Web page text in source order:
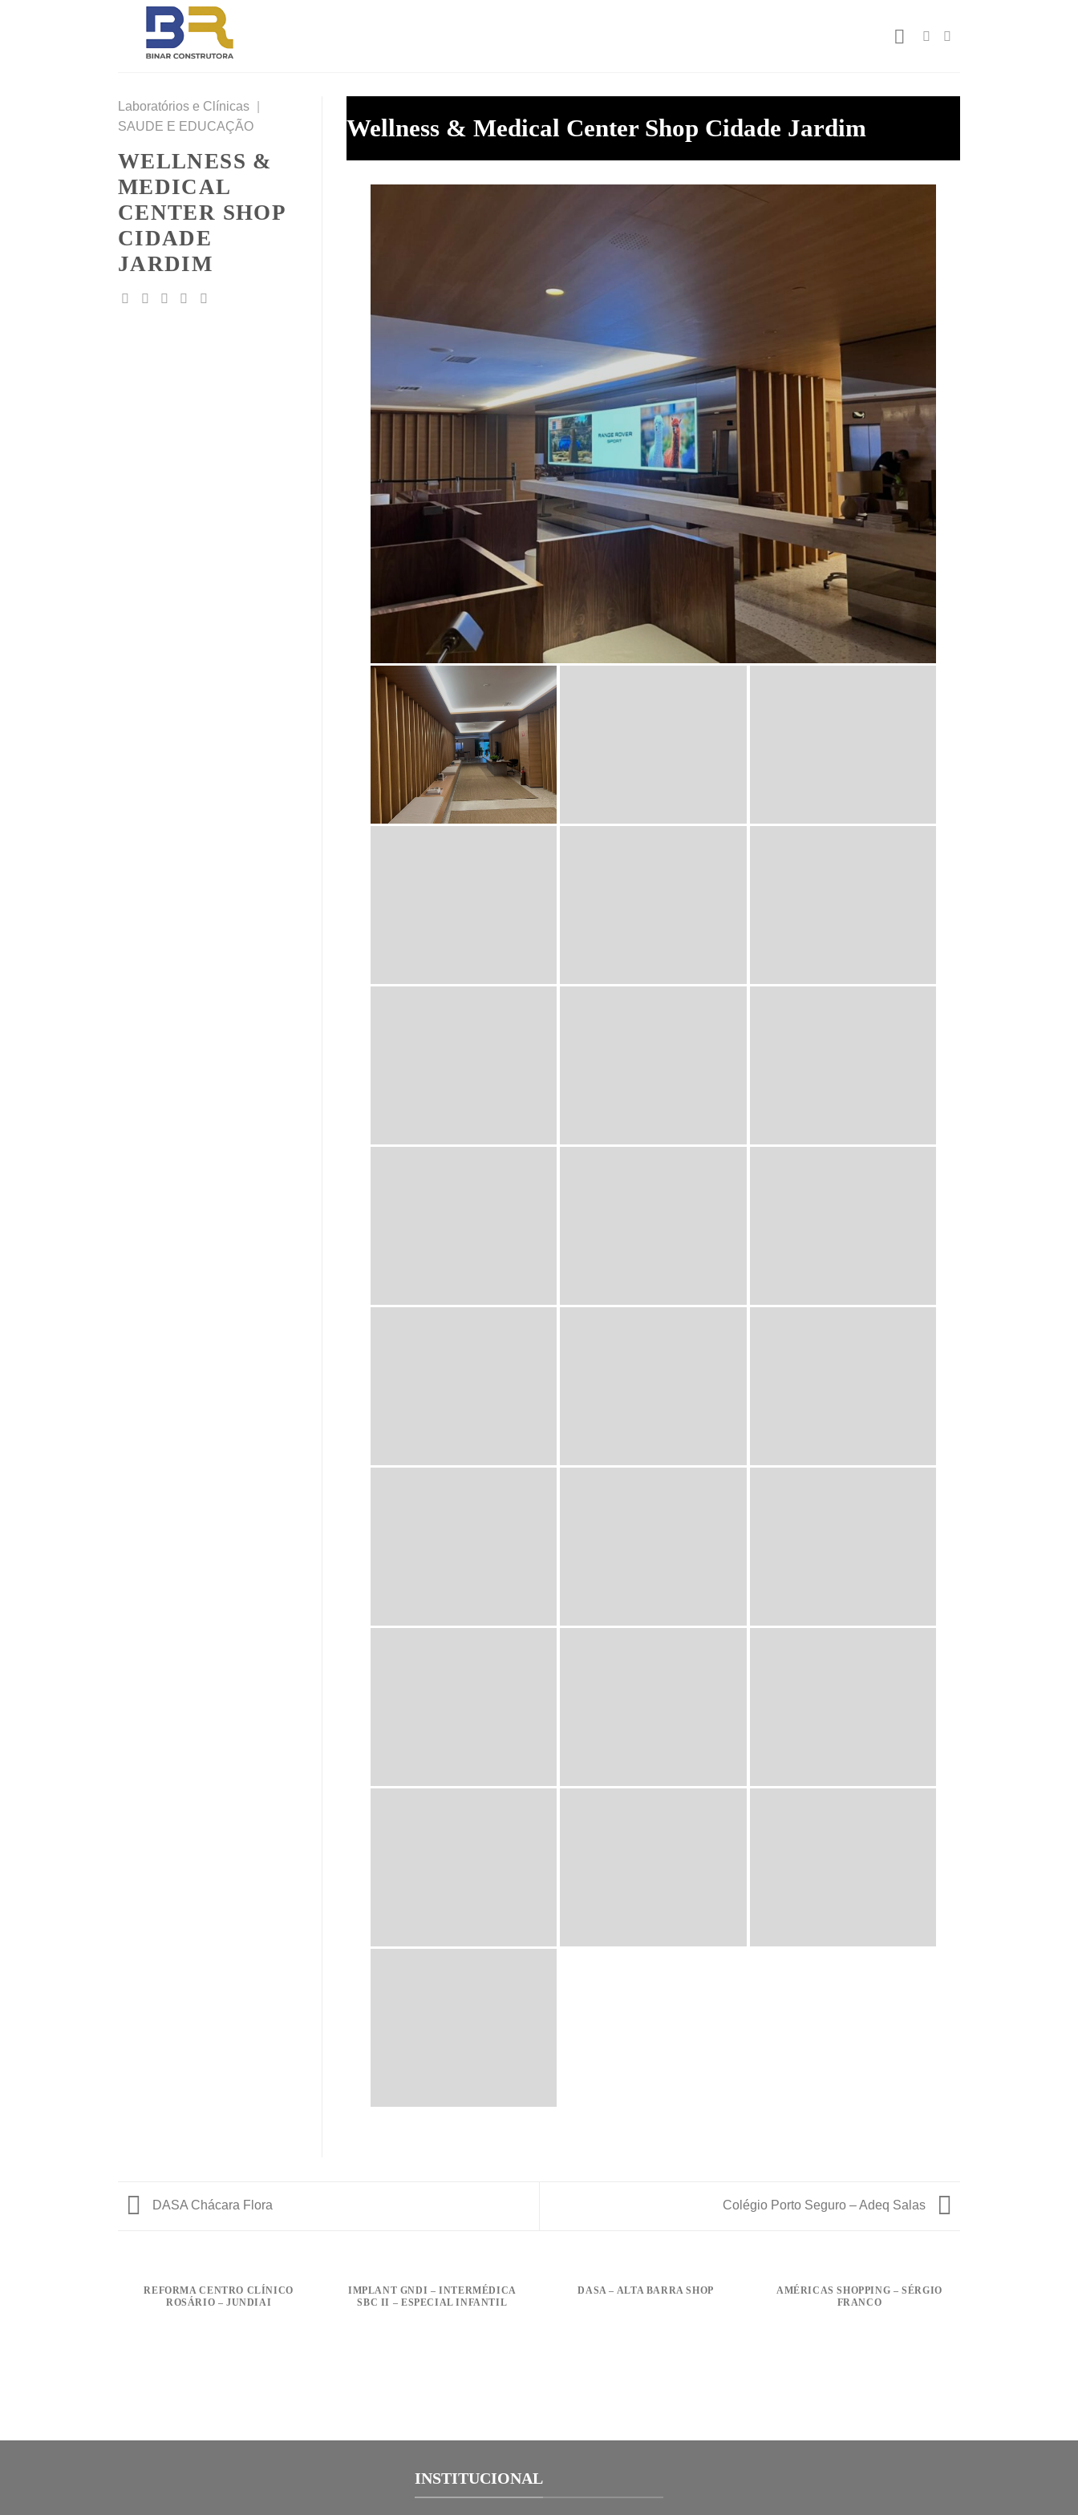
Laboratórios e Clínicas
SAUDE E EDUCAÇÃO
WELLNESS &
MEDICAL
CENTER SHOP
CIDADE
JARDIM
Wellness & Medical Center Shop Cidade Jardim
DASA Chácara Flora Colégio Porto Seguro – Adeq Salas
REFORMA CENTRO CLÍNICO
ROSÁRIO – JUNDIAI
IMPLANT GNDI – INTERMÉDICA
SBC II – ESPECIAL INFANTIL
DASA – ALTA BARRA SHOP
AMÉRICAS SHOPPING – SÉRGIO
FRANCO
INSTITUCIONAL